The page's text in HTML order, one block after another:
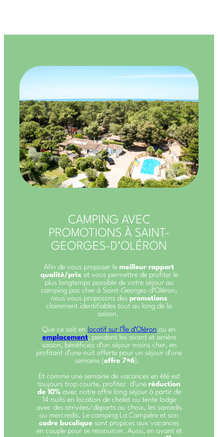
CAMPING AVEC
PROMOTIONS À SAINT-
GEORGES-D’OLÉRON
Afin de vous proposer le meilleur rapport
qualité/prix et vous permettre de profiter le
plus longtemps possible de votre séjour au
camping pas cher à Saint-Georges-d’Oléron,
nous vous proposons des promotions
clairement identifiables tout au long de la
saison.
Que ce soit en locatif sur l’Île d’Oléron ou en
emplacement, pendant les avant et arrière
saison, bénéficiez d’un séjour moins cher, en
profitant d’une nuit offerte pour un séjour d’une
semaine (offre 7=6).
Et comme une semaine de vacances en été est
toujours trop courte, profitez d’une réduction
de 10%avec notre offre long séjour à partir de
14 nuits en location de chalet ou tente lodge
avec des arrivées/départs au choix, les samedis
ou mercredis. Le camping La Campière et son
cadre bucolique sont propices aux vacances
en couple pour se ressourcer. Aussi, en avant et